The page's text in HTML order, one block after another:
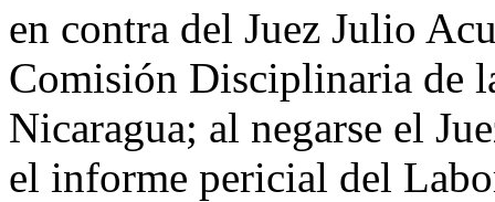
en contra del Juez Julio
Comisión Disciplinaria de
Nicaragua; al negarse el
el informe pericial del